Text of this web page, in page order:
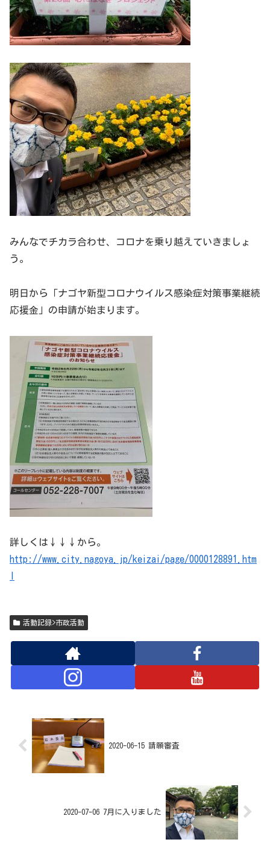
みんなでチカラ合わせ、コロナを乗り越えていきましょ
う。
明日から「ナゴヤ新型コロナウイルス感染症対策事業継続
応援金」の申請が始まります。
詳しくは↓↓↓から。
http://www.city.nagoya.jp/keizai/page/0000128891.htm
活動記録>市政活動
2020-06-15 請願審査
2020-07-06 7月に入りました